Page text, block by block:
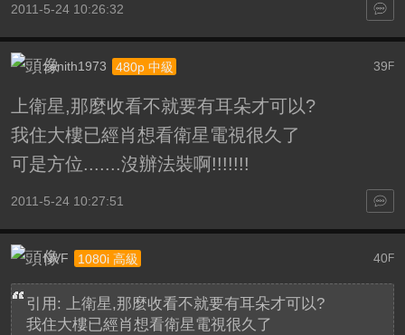
2011-5-24 10:26:32
39 F
zenith1973 480p 中級
上衛星,那麼收看不就要有耳朵才可以?
我住大樓已經肖想看衛星電視很久了
可是方位.......沒辦法裝啊!!!!!!!
2011-5-24 10:27:51
40F
NVF 1080i 高級
引用: 上衛星,那麼收看不就要有耳朵才可以?
我住大樓已經肖想看衛星電視很久了